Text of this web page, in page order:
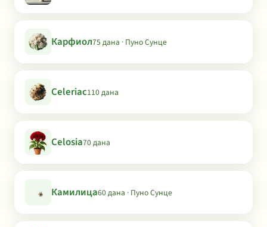
Карфиол75 дана · Пуно Сунце
Celeriac110 дана
Celosia70 дана
Камилица60 дана · Пуно Сунце